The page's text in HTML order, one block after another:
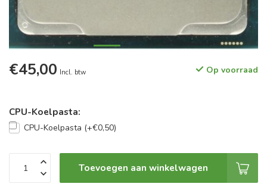
€45,00 Incl. btw Op voorraad
CPU-Koelpasta:
CPU-Koelpasta (+€0,50)
Toevoegen aan winkelwagen